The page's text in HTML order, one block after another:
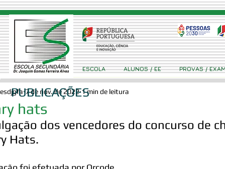
hats
esdjgfa 7 de nov. de 2022 1 min de leitura
dos vencedores do concurso de
Hats.
PUBLICAÇÕES
ESCOLA ALUNOS / EE PROVAS /